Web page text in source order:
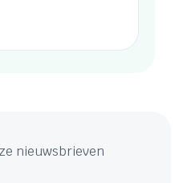
nieuwsbrieven